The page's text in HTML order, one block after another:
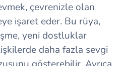
çevrenizle olan
işaret eder. Bu rüya,
yeni dostluklar
daha fazla sevgi